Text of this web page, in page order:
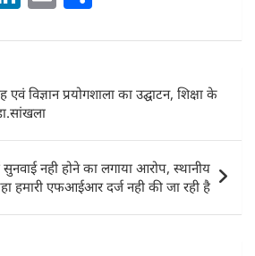
k
e
dI
n
ai
l
ar
e
एवं विज्ञान प्रयोगशाला का उद्घाटन, शिक्षा के
नही होने का लगाया आरोप, स्थानीय
हमारी एफआईआर दर्ज नही की जा रही है